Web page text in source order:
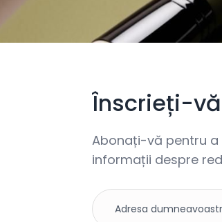
Înscrieți-
Abonați-vă pentru a
informații despre